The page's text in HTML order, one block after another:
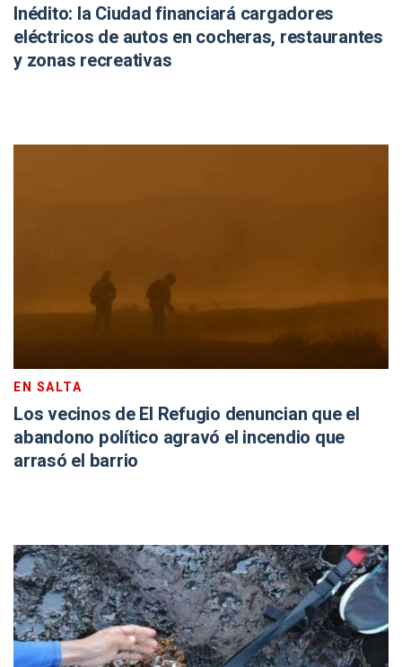
Inédito: la Ciudad financiará cargadores
eléctricos de autos en cocheras, restaurantes
y zonas recreativas
EN SALTA
Los vecinos de El Refugio denuncian que el
abandono político agravó el incendio que
arrasó el barrio